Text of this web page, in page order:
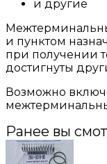
и другие
и пунктом
при получении
достигнуты
Возможно
Ранее вы